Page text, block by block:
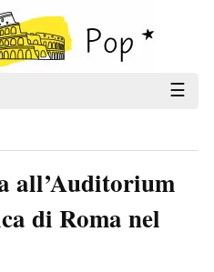
☰
all’Auditorium
di Roma nel